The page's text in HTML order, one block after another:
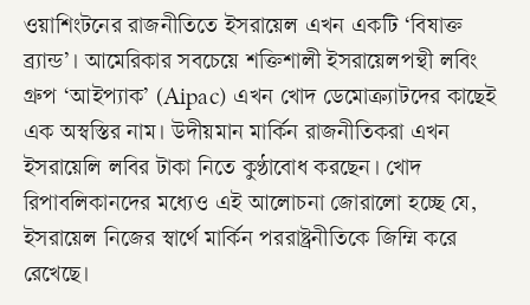
ওয়াশিংটনের রাজনীতিতে ইসরায়েল এখন একটি ‘বিষাক্ত
ব্র্যান্ড’। আমেরিকার সবচেয়ে শক্তিশালী ইসরায়েলপন্থী লবিং
গ্রুপ ‘আইপ্যাক’ (Aipac) এখন খোদ ডেমোক্র্যাটদের কাছেই
এক অস্বস্তির নাম। উদীয়মান মার্কিন রাজনীতিকরা এখন
ইসরায়েলি লবির টাকা নিতে কুণ্ঠাবোধ করছেন। খোদ
রিপাবলিকানদের মধ্যেও এই আলোচনা জোরালো হচ্ছে যে,
ইসরায়েল নিজের স্বার্থে মার্কিন পররাষ্ট্রনীতিকে জিম্মি করে
রেখেছে।